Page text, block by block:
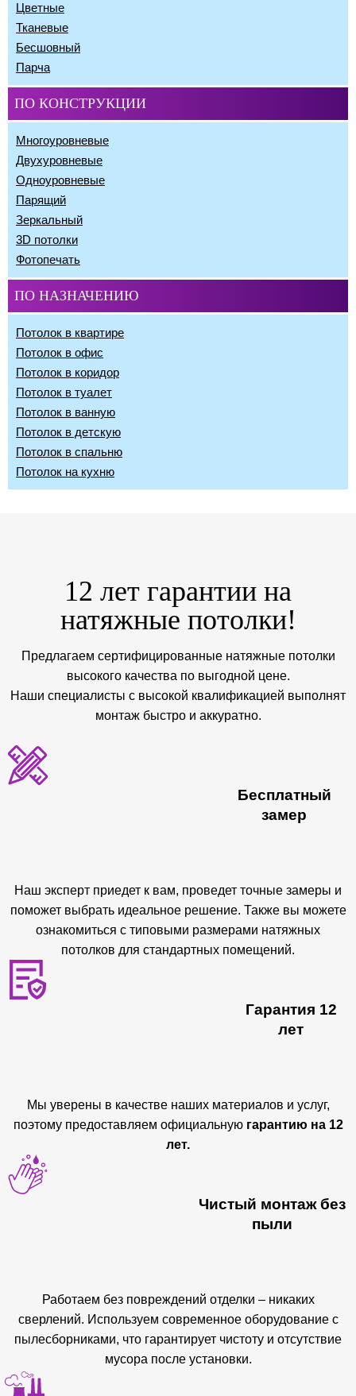
Цветные
Тканевые
Бесшовный
Парча
ПО КОНСТРУКЦИИ
Многоуровневые
Двухуровневые
Одноуровневые
Парящий
Зеркальный
3D потолки
Фотопечать
ПО НАЗНАЧЕНИЮ
Потолок в квартире
Потолок в офис
Потолок в коридор
Потолок в туалет
Потолок в ванную
Потолок в детскую
Потолок в спальню
Потолок на кухню
12 лет гарантии на
натяжные потолки!
Предлагаем сертифицированные натяжные потолки
высокого качества по выгодной цене.
Наши специалисты с высокой квалификацией выполнят
монтаж быстро и аккуратно.
Бесплатный
замер
Наш эксперт приедет к вам, проведет точные замеры и
поможет выбрать идеальное решение. Также вы можете
ознакомиться с типовыми размерами натяжных
потолков для стандартных помещений.
Гарантия 12
лет
Мы уверены в качестве наших материалов и услуг,
поэтому предоставляем официальную гарантию на 12
лет.
Чистый монтаж без
пыли
Работаем без повреждений отделки – никаких
сверлений. Используем современное оборудование с
пылесборниками, что гарантирует чистоту и отсутствие
мусора после установки.